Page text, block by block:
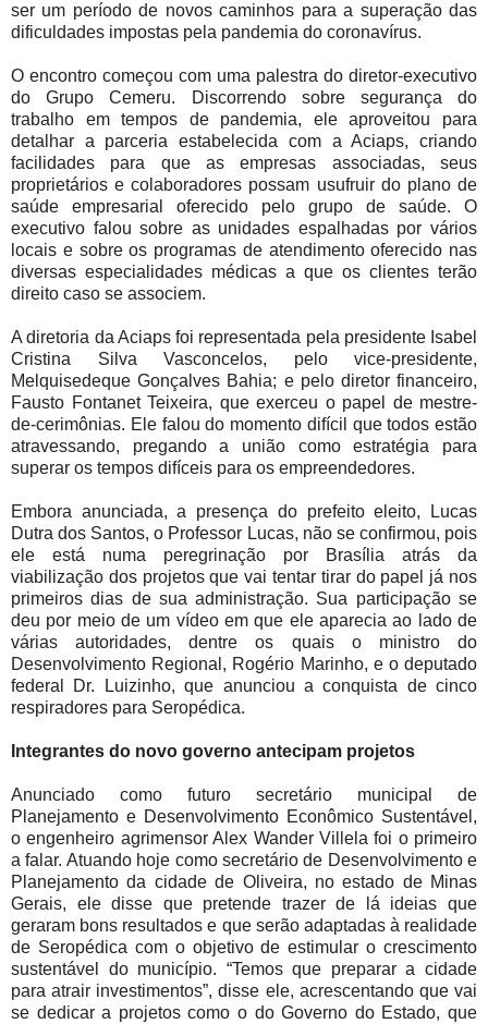
ser um período de novos caminhos para a superação das
dificuldades impostas pela pandemia do coronavírus.
O encontro começou com uma palestra do diretor-executivo
do Grupo Cemeru. Discorrendo sobre segurança do
trabalho em tempos de pandemia, ele aproveitou para
detalhar a parceria estabelecida com a Aciaps, criando
facilidades para que as empresas associadas, seus
proprietários e colaboradores possam usufruir do plano de
saúde empresarial oferecido pelo grupo de saúde. O
executivo falou sobre as unidades espalhadas por vários
locais e sobre os programas de atendimento oferecido nas
diversas especialidades médicas a que os clientes terão
direito caso se associem.
A diretoria da Aciaps foi representada pela presidente Isabel
Cristina Silva Vasconcelos, pelo vice-presidente,
Melquisedeque Gonçalves Bahia; e pelo diretor financeiro,
Fausto Fontanet Teixeira, que exerceu o papel de mestre-
de-cerimônias. Ele falou do momento difícil que todos estão
atravessando, pregando a união como estratégia para
superar os tempos difíceis para os empreendedores.
Embora anunciada, a presença do prefeito eleito, Lucas
Dutra dos Santos, o Professor Lucas, não se confirmou, pois
ele está numa peregrinação por Brasília atrás da
viabilização dos projetos que vai tentar tirar do papel já nos
primeiros dias de sua administração. Sua participação se
deu por meio de um vídeo em que ele aparecia ao lado de
várias autoridades, dentre os quais o ministro do
Desenvolvimento Regional, Rogério Marinho, e o deputado
federal Dr. Luizinho, que anunciou a conquista de cinco
respiradores para Seropédica.
Integrantes do novo governo antecipam projetos
Anunciado como futuro secretário municipal de
Planejamento e Desenvolvimento Econômico Sustentável,
o engenheiro agrimensor Alex Wander Villela foi o primeiro
a falar. Atuando hoje como secretário de Desenvolvimento e
Planejamento da cidade de Oliveira, no estado de Minas
Gerais, ele disse que pretende trazer de lá ideias que
geraram bons resultados e que serão adaptadas à realidade
de Seropédica com o objetivo de estimular o crescimento
sustentável do município. “Temos que preparar a cidade
para atrair investimentos”, disse ele, acrescentando que vai
se dedicar a projetos como o do Governo do Estado, que